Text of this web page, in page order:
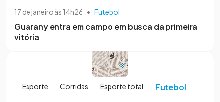
17 de janeiro às 14h26 • Futebol
Guarany entra em campo em busca da primeira
vitória
Esporte Corridas Esporte total Futebol